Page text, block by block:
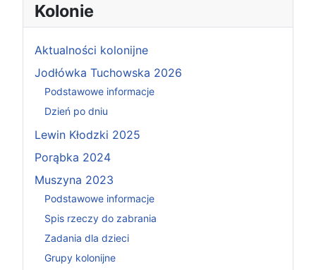
Kolonie
Aktualności kolonijne
Jodłówka Tuchowska 2026
Podstawowe informacje
Dzień po dniu
Lewin Kłodzki 2025
Porąbka 2024
Muszyna 2023
Podstawowe informacje
Spis rzeczy do zabrania
Zadania dla dzieci
Grupy kolonijne